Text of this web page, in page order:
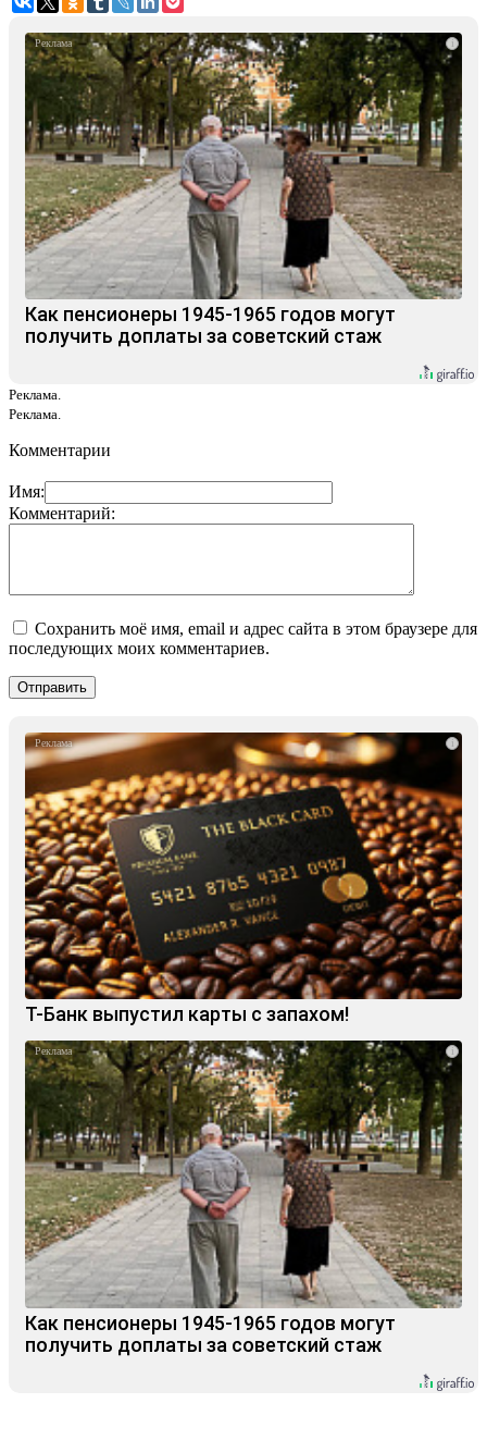
i
Как пенсионеры 1945-1965 годов могут
получить доплаты за советский стаж
Реклама.
Реклама.
Комментарии
Имя:
Комментарий:
Сохранить моё имя, email и адрес сайта в этом браузере для
последующих моих комментариев.
i
Т-Банк выпустил карты с запахом!
i
Как пенсионеры 1945-1965 годов могут
получить доплаты за советский стаж